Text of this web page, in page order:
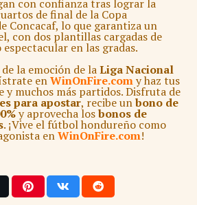
con confianza tras lograr la
de final de la Copa
Concacaf, lo que garantiza un
con dos plantillas cargadas de
en las gradas.
la emoción de laLiga Nacional
enWinOnFire.comy haz tus
y muchos más partidos. Disfruta de
para apostar, recibe unbono de
y aprovecha losbonos de
. ¡Vive el fútbol hondureño como
enWinOnFire.com!